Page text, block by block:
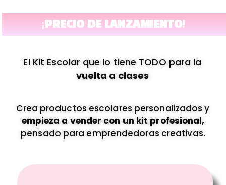
¡PRECIO DE LANZAMIENTO!
El Kit Escolar que lo tiene TODO para la
vuelta a clases
Crea productos escolares personalizados y
empieza a vender con un kit profesional,
pensado para emprendedoras creativas.